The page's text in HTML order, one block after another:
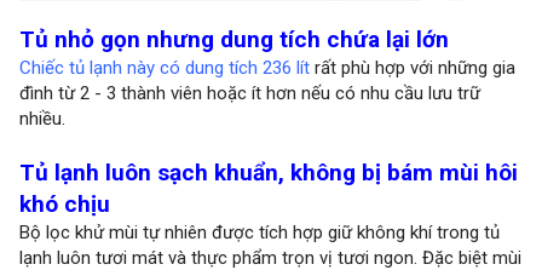
Tủ nhỏ gọn nhưng dung tích chứa lại lớn
Chiếc tủ lạnh này có dung tích 236 lítrất phù hợp với những gia
đình từ 2 - 3 thành viên hoặc ít hơn nếu có nhu cầu lưu trữ
nhiều.
Tủ lạnh luôn sạch khuẩn, không bị bám mùi hôi
khó chịu
Bộ lọc khử mùi tự nhiên được tích hợp giữ không khí trong tủ
lạnh luôn tươi mát và thực phẩm trọn vị tươi ngon. Đặc biệt mùi